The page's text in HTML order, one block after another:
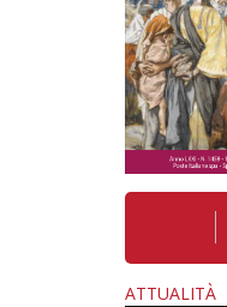
ATTUALITÀ